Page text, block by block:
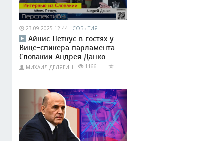
23.09.2025 12:44 СОБЫТИЯ
Айнис Петкус в гостях у
Вице-спикера парламента
Словакии Андрея Данко
МИХАИЛ ДЕЛЯГИН 1166